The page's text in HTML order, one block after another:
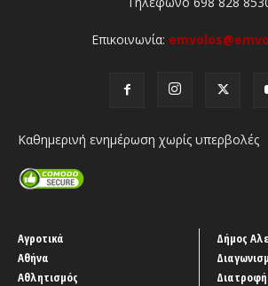
Επικοινωνία:
Καθημερινή ενημέρωση χωρίς υπερβολές
Αγροτικά
Αθήνα
Αθλητισμός
Δήμος
Διατροφή